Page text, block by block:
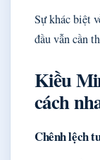
Sự khác biệt
đầu vẫn cần
Kiều
cách
Chênh lệch